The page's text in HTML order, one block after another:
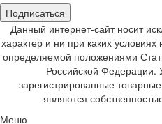
Подписаться
Данный интернет-сайт носит
характер и ни при каких
определяемой положениями
Российской
зарегистрированные
являются
Меню